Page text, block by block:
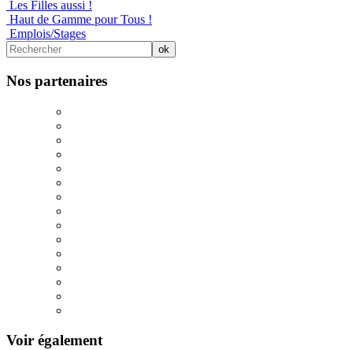
Les Filles aussi !
Haut de Gamme pour Tous !
Emplois/Stages
Nos partenaires
Voir également